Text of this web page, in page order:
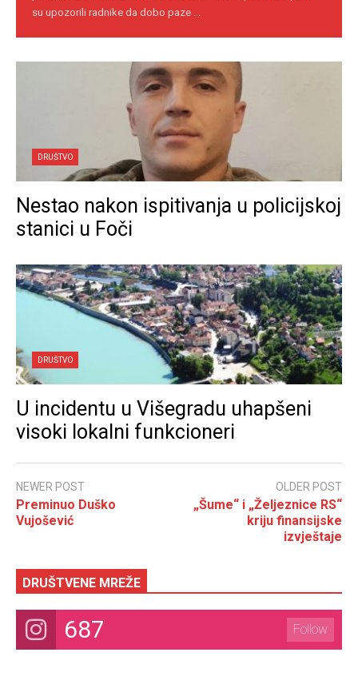
su upozorili radnike da dobo paze ...
DRUŠTVO
Nestao nakon ispitivanja u policijskoj
stanici u Foči
DRUŠTVO
U incidentu u Višegradu uhapšeni
visoki lokalni funkcioneri
NEWER POST
Preminuo Duško
Vujošević
OLDER POST
„Šume“ i „Željeznice RS“
kriju finansijske
izvještaje
DRUŠTVENE MREŽE
687 Follow